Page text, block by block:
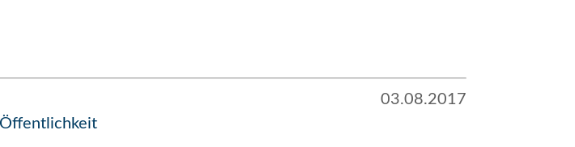
03.08.2017
Öffentlichkeit